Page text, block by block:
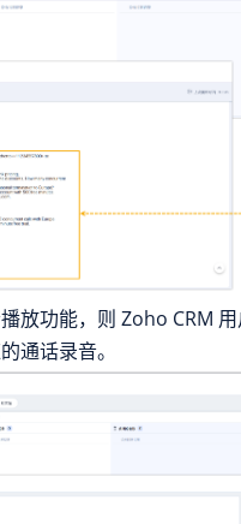
放功能，则 Zoho CRM
通话录音。